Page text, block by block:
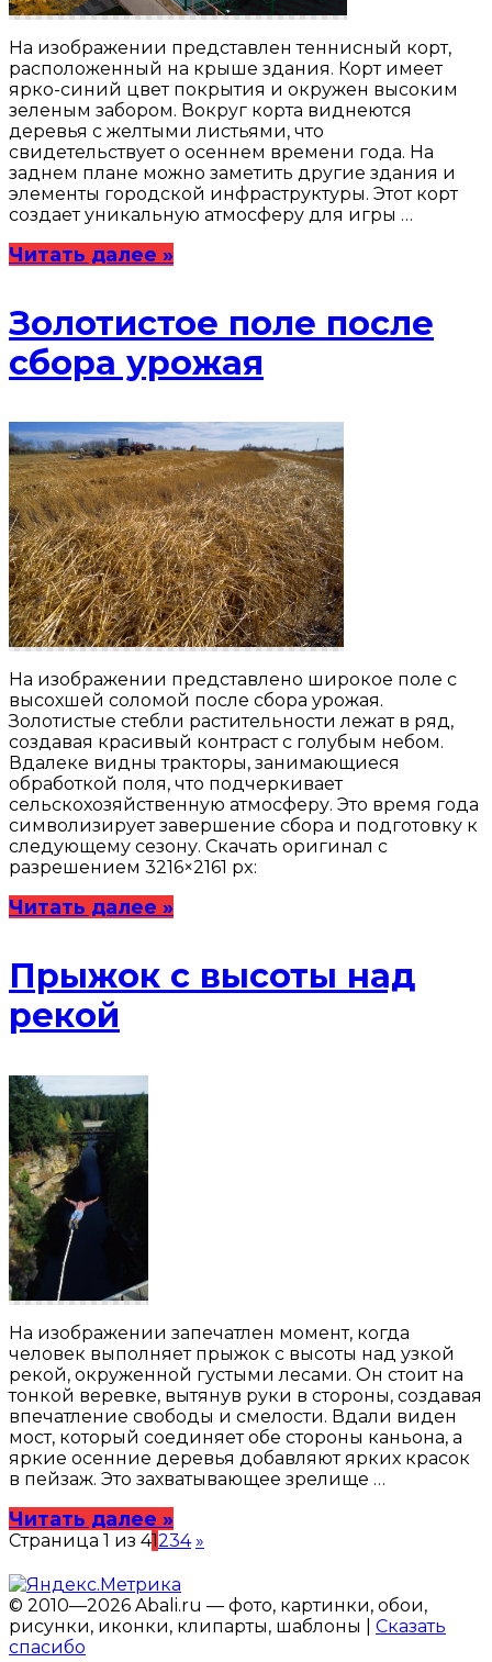
На изображении представлен теннисный корт,
расположенный на крыше здания. Корт имеет
ярко-синий цвет покрытия и окружен высоким
зеленым забором. Вокруг корта виднеются
деревья с желтыми листьями, что
свидетельствует о осеннем времени года. На
заднем плане можно заметить другие здания и
элементы городской инфраструктуры. Этот корт
создает уникальную атмосферу для игры …
Читать далее »
Золотистое поле после
сбора урожая
На изображении представлено широкое поле с
высохшей соломой после сбора урожая.
Золотистые стебли растительности лежат в ряд,
создавая красивый контраст с голубым небом.
Вдалеке видны тракторы, занимающиеся
обработкой поля, что подчеркивает
сельскохозяйственную атмосферу. Это время года
символизирует завершение сбора и подготовку к
следующему сезону. Скачать оригинал с
разрешением 3216×2161 px:
Читать далее »
Прыжок с высоты над
рекой
На изображении запечатлен момент, когда
человек выполняет прыжок с высоты над узкой
рекой, окруженной густыми лесами. Он стоит на
тонкой веревке, вытянув руки в стороны, создавая
впечатление свободы и смелости. Вдали виден
мост, который соединяет обе стороны каньона, а
яркие осенние деревья добавляют ярких красок
в пейзаж. Это захватывающее зрелище …
Читать далее »
Страница 1 из 41234 »
© 2010—2026 Abali.ru — фото, картинки, обои,
рисунки, иконки, клипарты, шаблоны | Сказать
спасибо